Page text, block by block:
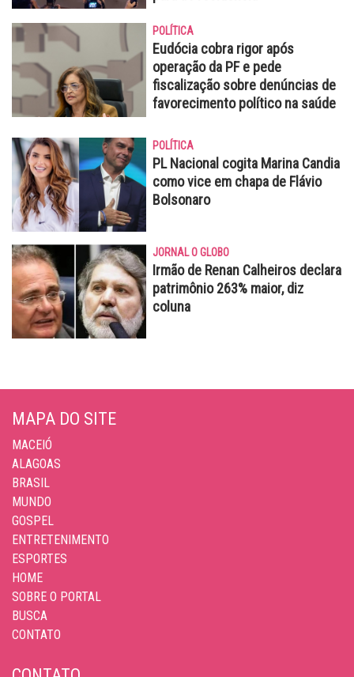
POLÍTICA
Eudócia cobra rigor após
operação da PF e pede
fiscalização sobre denúncias de
favorecimento político na saúde
POLÍTICA
PL Nacional cogita Marina Candia
como vice em chapa de Flávio
Bolsonaro
JORNAL O GLOBO
Irmão de Renan Calheiros declara
patrimônio 263% maior, diz
coluna
MAPA DO SITE
MACEIÓ
ALAGOAS
BRASIL
MUNDO
GOSPEL
ENTRETENIMENTO
ESPORTES
HOME
SOBRE O PORTAL
BUSCA
CONTATO